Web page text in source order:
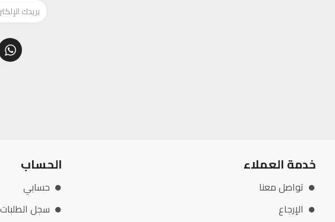
خدمة العملاء
تواصل معنا
الإرجاع
الحساب
حسابي
سجل الطلبات